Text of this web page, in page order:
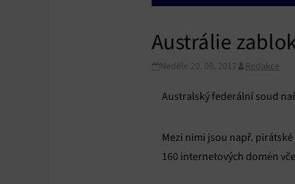
Austrálie
Neděle 20. 08. 2017 Redakce
Australský federální soud
Mezi nimi jsou např. pirátské
160 internetových domén